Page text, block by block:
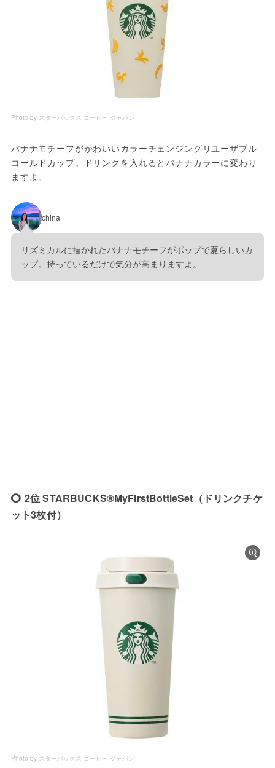
Photo by スターバックス コーヒー ジャパン
バナナモチーフがかわいいカラーチェンジングリユーザブル
コールドカップ。ドリンクを入れるとバナナカラーに変わり
ますよ。
china
リズミカルに描かれたバナナモチーフがポップで夏らしいカ
ップ。持っているだけで気分が高まりますよ。
2位 STARBUCKS®MyFirstBottleSet（ドリンクチケ
ット3枚付）
Photo by スターバックス コーヒー ジャパン